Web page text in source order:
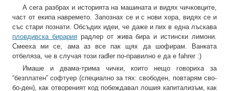
А сега разбрах и историята на машината и видях чичковците,
част от екипа навремето. Запознах се и с нови хора, видях се и
със стари познати. Обсъдих идеи, че даже и пих в една лъскава
пловдивска бирариярадлер от жива бира и истински лимони.
Смееха ми се, ама аз все пак щях да шофирам. Ванката
отбеляза, че в случая този radler по-правилно е да е fahrer :)
Имаше и двама-трима чички, които нещо говориха за
“безплатен” софтуер (специално за тях: свободен, повтарям сво-
бо-ден), как отвореният код побеждавал лошия капитализъм, как